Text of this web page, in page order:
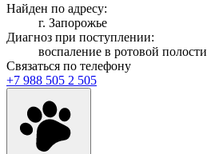
Найден по адресу:
г. Запорожье
Диагноз при поступлении:
воспаление в ротовой полости
Связаться по телефону
+7 988 505 2 505